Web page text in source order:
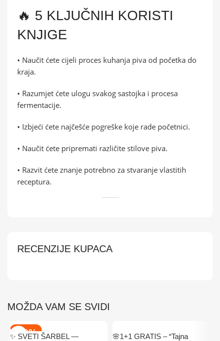
🔥 5 KLJUČNIH KORISTI
KNJIGE
• Naučit ćete cijeli proces kuhanja piva od početka do
kraja.
• Razumjet ćete ulogu svakog sastojka i procesa
fermentacije.
• Izbjeći ćete najčešće pogreške koje rade početnici.
• Naučit ćete pripremati različite stilove piva.
• Razvit ćete znanje potrebno za stvaranje vlastitih
receptura.
RECENZIJE KUPACA
MOŽDA VAM SE SVIDI
-60%
✨ SVETI ŠARBEL —
🌸1+1 GRATIS – “Tajna